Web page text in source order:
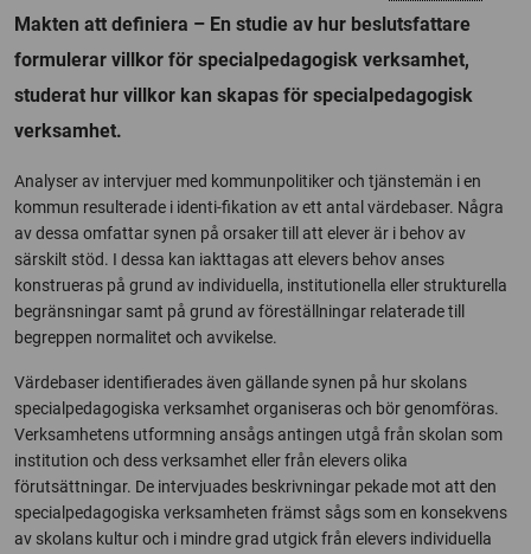
Makten att definiera – En studie av hur beslutsfattare
formulerar villkor för specialpedagogisk verksamhet,
studerat hur villkor kan skapas för specialpedagogisk
verksamhet.
Analyser av intervjuer med kommunpolitiker och tjänstemän i en
kommun resulterade i identi-fikation av ett antal värdebaser. Några
av dessa omfattar synen på orsaker till att elever är i behov av
särskilt stöd. I dessa kan iakttagas att elevers behov anses
konstrueras på grund av individuella, institutionella eller strukturella
begränsningar samt på grund av föreställningar relaterade till
begreppen normalitet och avvikelse.
Värdebaser identifierades även gällande synen på hur skolans
specialpedagogiska verksamhet organiseras och bör genomföras.
Verksamhetens utformning ansågs antingen utgå från skolan som
institution och dess verksamhet eller från elevers olika
förutsättningar. De intervjuades beskrivningar pekade mot att den
specialpedagogiska verksamheten främst sågs som en konsekvens
av skolans kultur och i mindre grad utgick från elevers individuella